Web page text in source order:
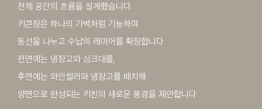
전체 공간의 흐름을 설계했습니다.
키큰장은 하나의 가벽처럼 기능하며
동선을 나누고 수납의 레이어를 확장합니다.
전면에는 냉장고와 싱크대를,
후면에는 와인셀러와 냉장고를 배치해
양면으로 완성되는 키친의 새로운 풍경을 제안합니다.